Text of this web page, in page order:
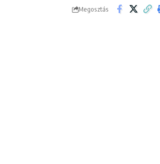
Megosztás